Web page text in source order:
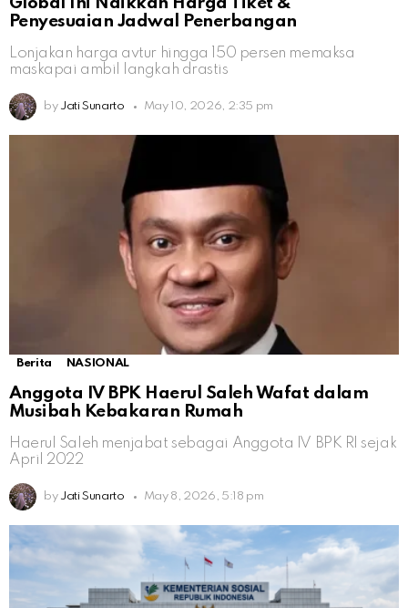
Global Ini Naikkan Harga Tiket &
Penyesuaian Jadwal Penerbangan
Lonjakan harga avtur hingga 150 persen memaksa
maskapai ambil langkah drastis
by Jati Sunarto May 10, 2026, 2:35 pm
Berita NASIONAL
Anggota IV BPK Haerul Saleh Wafat dalam
Musibah Kebakaran Rumah
Haerul Saleh menjabat sebagai Anggota IV BPK RI sejak
April 2022
by Jati Sunarto May 8, 2026, 5:18 pm